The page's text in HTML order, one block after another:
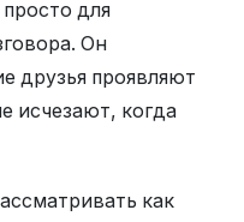
для
Он
друзья проявляют
исчезают, когда
как